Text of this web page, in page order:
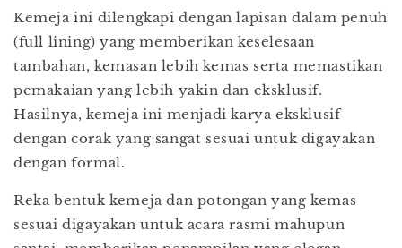
Kemeja ini dilengkapi dengan lapisan dalam penuh
(full lining) yang memberikan keselesaan
tambahan, kemasan lebih kemas serta memastikan
pemakaian yang lebih yakin dan eksklusif.
Hasilnya, kemeja ini menjadi karya eksklusif
dengan corak yang sangat sesuai untuk digayakan
dengan formal.
Reka bentuk kemeja dan potongan yang kemas
sesuai digayakan untuk acara rasmi mahupun